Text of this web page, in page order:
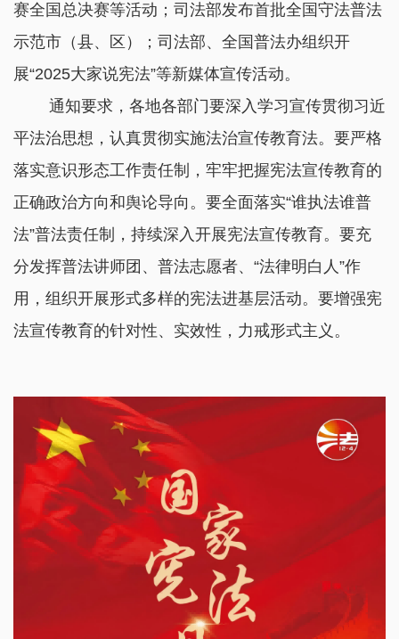
赛全国总决赛等活动；司法部发布首批全国守法普法
示范市（县、区）；司法部、全国普法办组织开
展“2025大家说宪法”等新媒体宣传活动。
通知要求，各地各部门要深入学习宣传贯彻习近
平法治思想，认真贯彻实施法治宣传教育法。要严格
落实意识形态工作责任制，牢牢把握宪法宣传教育的
正确政治方向和舆论导向。要全面落实“谁执法谁普
法”普法责任制，持续深入开展宪法宣传教育。要充
分发挥普法讲师团、普法志愿者、“法律明白人”作
用，组织开展形式多样的宪法进基层活动。要增强宪
法宣传教育的针对性、实效性，力戒形式主义。